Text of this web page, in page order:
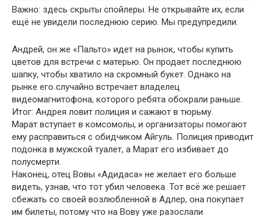
Важно: здесь скрыты спойлеры. Не открывайте их, если
ещё не увидели последнюю серию. Мы предупредили.
Андрей, он же «Пальто» идет на рынок, чтобы купить
цветов для встречи с матерью. Он продает последнюю
шапку, чтобы хватило на скромный букет. Однако на
рынке его случайно встречает владелец
видеомагнитофона, которого ребята обокрали раньше.
Итог: Андрея ловит полиция и сажают в тюрьму.
Марат вступает в комсомолы, и организаторы помогают
ему расправиться с обидчиком Айгуль. Полиция приводит
подонка в мужской туалет, а Марат его избивает до
полусмерти.
Наконец, отец Вовы «Адидаса» не желает его больше
видеть, узнав, что тот убил человека. Тот всё же решает
сбежать со своей возлюбленной в Адлер, она покупает
им билеты, потому что на Вову уже разослали